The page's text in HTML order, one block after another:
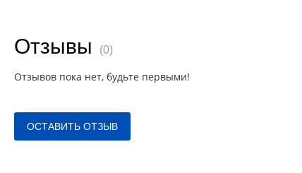
Отзывы (0)
Отзывов пока нет, будьте первыми!
ОСТАВИТЬ ОТЗЫВ